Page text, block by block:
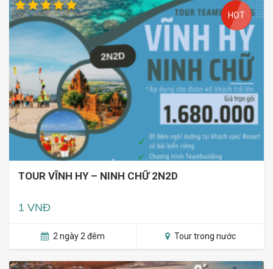
HOT
TOUR VĨNH HY – NINH CHỮ 2N2D
1 VNĐ
2 ngày 2 đêm Tour trong nước